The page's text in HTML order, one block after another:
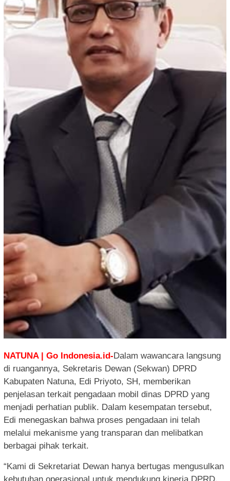
NATUNA | Go Indonesia.id- Dalam wawancara langsung
di ruangannya, Sekretaris Dewan (Sekwan) DPRD
Kabupaten Natuna, Edi Priyoto, SH, memberikan
penjelasan terkait pengadaan mobil dinas DPRD yang
menjadi perhatian publik. Dalam kesempatan tersebut,
Edi menegaskan bahwa proses pengadaan ini telah
melalui mekanisme yang transparan dan melibatkan
berbagai pihak terkait.
“Kami di Sekretariat Dewan hanya bertugas mengusulkan